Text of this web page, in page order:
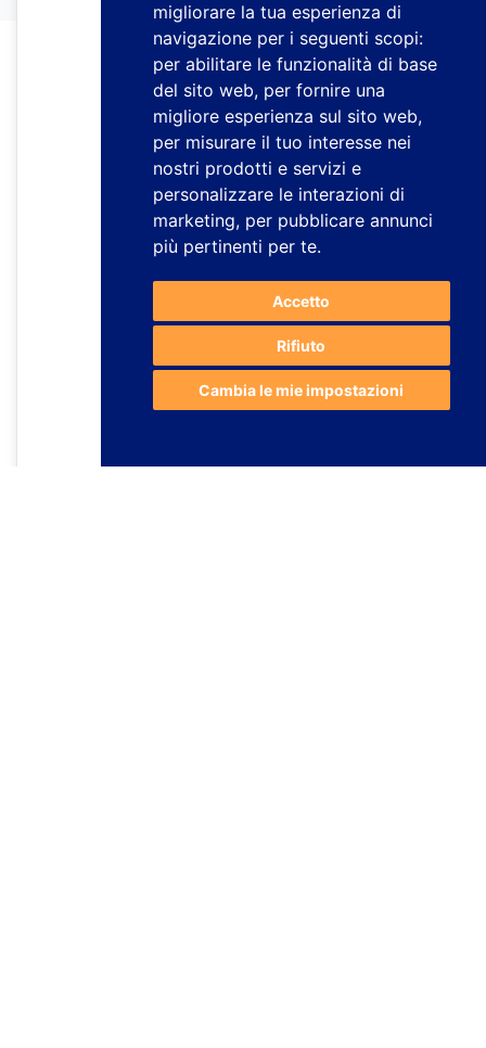
migliorare la tua esperienza di
navigazione per i seguenti scopi:
per abilitare le funzionalità di base
del sito web, per fornire una
migliore esperienza sul sito web,
per misurare il tuo interesse nei
nostri prodotti e servizi e
personalizzare le interazioni di
marketing, per pubblicare annunci
più pertinenti per te.
Accetto
Rifiuto
Cambia le mie impostazioni